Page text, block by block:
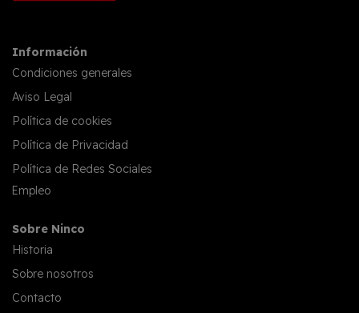
Información
Condiciones generales
Aviso Legal
Política de cookies
Política de Privacidad
Política de Redes Sociales
Empleo
Sobre Ninco
Historia
Sobre nosotros
Contacto